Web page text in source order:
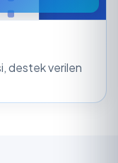
destek verilen